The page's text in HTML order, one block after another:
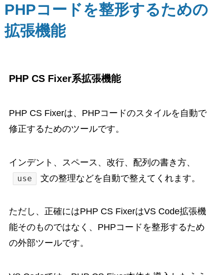
PHPコードを整形するための
拡張機能
PHP CS Fixer系拡張機能
PHP CS Fixerは、PHPコードのスタイルを自動で
修正するためのツールです。
インデント、スペース、改行、配列の書き方、
use 文の整理などを自動で整えてくれます。
ただし、正確にはPHP CS FixerはVS Code拡張機
能そのものではなく、PHPコードを整形するため
の外部ツールです。